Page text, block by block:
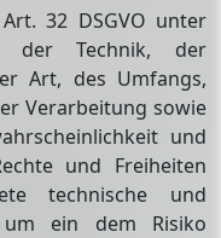
32 DSGVO unter
der Technik, der
Art, des Umfangs,
Verarbeitung sowie
und
und Freiheiten
technische und
um ein dem Risiko